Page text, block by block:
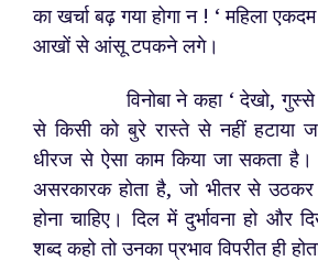
का खर्चा बढ़ गया होगा न ! ‘ महिला
आखों से आंसू टपकने लगे।
विनोबा ने कहा ‘ देखो, गुस्से से
से किसी को बुरे रास्ते से नहीं हटाया
धीरज से ऐसा काम किया जा सकता है।
असरकारक होता है, जो भीतर से
होना चाहिए। दिल में दुर्भावना हो और
शब्द कहो तो उनका प्रभाव विपरीत ही